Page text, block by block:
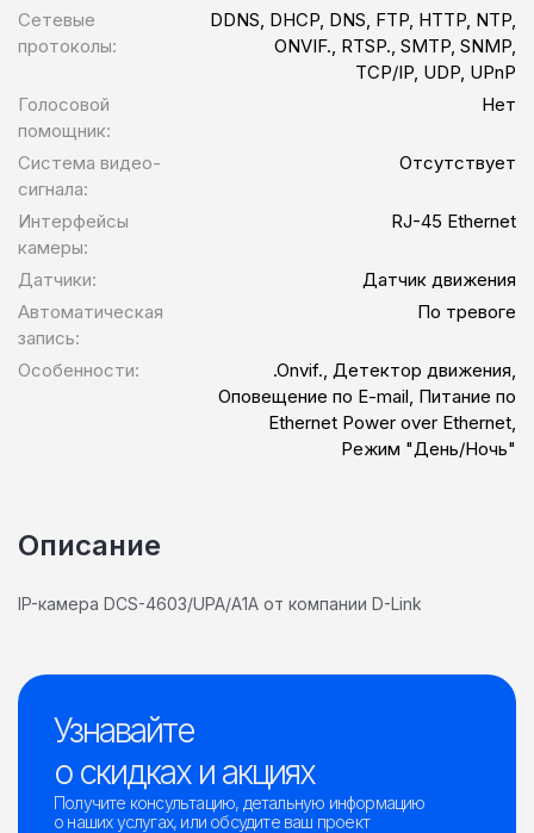
Сетевые
протоколы:
DDNS, DHCP, DNS, FTP, HTTP, NTP,
ONVIF., RTSP., SMTP, SNMP,
TCP/IP, UDP, UPnP
Голосовой
помощник:
Нет
Система видео-
сигнала:
Отсутствует
Интерфейсы
камеры:
RJ-45 Ethernet
Датчики:
Датчик движения
Автоматическая
запись:
По тревоге
Особенности:
.Onvif., Детектор движения,
Оповещение по E-mail, Питание по
Ethernet Power over Ethernet,
Режим "День/Ночь"
Описание
IP-камера DCS-4603/UPA/A1A от компании D-Link
Узнавайте
о скидках и акциях
Получите консультацию, детальную информацию
о наших услугах, или обсудите ваш проект